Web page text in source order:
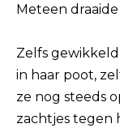
Meteen
Zelfs
in haar poot,
ze nog steeds
zachtjes tegen